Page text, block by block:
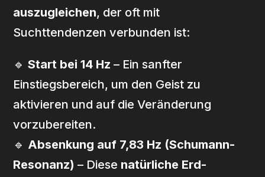
auszugleichen, der oft mit
Suchttendenzen verbunden ist:
🔹Start bei 14 Hz – Ein sanfter
Einstiegsbereich, um den Geist zu
aktivieren und auf die Veränderung
vorzubereiten.
🔹 Absenkung auf 7,83 Hz (Schumann-
Resonanz) – Diese natürliche Erd-